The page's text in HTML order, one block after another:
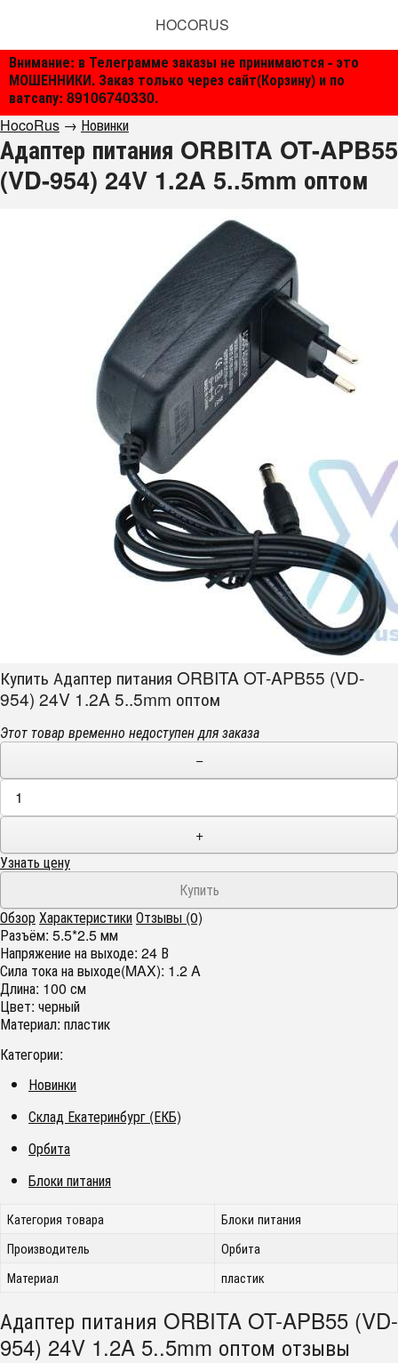
Внимание: в Телеграмме заказы не принимаются - это
МОШЕННИКИ. Заказ только через сайт(Корзину) и по
ватсапу: 89106740330.
HOCORUS
HocoRus → Новинки
Адаптер питания ORBITA OT-APB55
(VD-954) 24V 1.2A 5..5mm оптом
Купить Адаптер питания ORBITA OT-APB55 (VD-
954) 24V 1.2A 5..5mm оптом
Этот товар временно недоступен для заказа
−
+
Узнать цену
ОбзорХарактеристикиОтзывы (0)
Разъём: 5.5*2.5 мм
Напряжение на выходе: 24 В
Сила тока на выходе(MAX): 1.2 A
Длина: 100 см
Цвет: черный
Материал: пластик
Категории:
Новинки
Склад Екатеринбург (ЕКБ)
Орбита
Блоки питания
Категория товара
Блоки питания
Производитель
Орбита
Материал
пластик
Адаптер питания ORBITA OT-APB55 (VD-
954) 24V 1.2A 5..5mm оптом отзывы